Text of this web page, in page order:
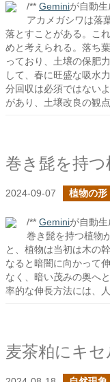
/** Geminiが自動
アカメガシワは落
落とすことがある。こ
めと考えられる。落ち
っており、土壌の保肥
して、春に旺盛な吸水
分回収は必須ではない
があり、土壌改良の観
2024-09-07 植物の形
/** Geminiが自動
巻き髭を持つ植物
と、植物は当初は木の
なると暗闇に向かって
なく、暗い茂みの奥へ
率的な伸長方法には、